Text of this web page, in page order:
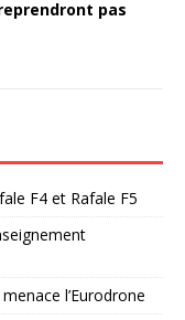
pas
F4 et Rafale F5
l’Eurodrone